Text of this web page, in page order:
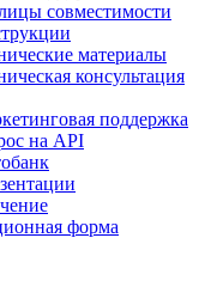
совместимости
материалы
консультация
поддержка
на API
форма